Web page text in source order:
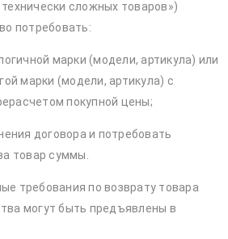
сложных товаров»)
потребовать:
марки (модели, артикула) или
марки (модели, артикула) с
покупной цены;
договора и потребовать
товар суммы.
требования по возврату товара
могут быть предъявлены в